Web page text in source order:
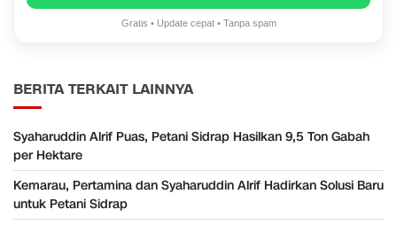
Gratis • Update cepat • Tanpa spam
BERITA TERKAIT LAINNYA
Syaharuddin Alrif Puas, Petani Sidrap Hasilkan 9,5 Ton Gabah
per Hektare
Kemarau, Pertamina dan Syaharuddin Alrif Hadirkan Solusi Baru
untuk Petani Sidrap